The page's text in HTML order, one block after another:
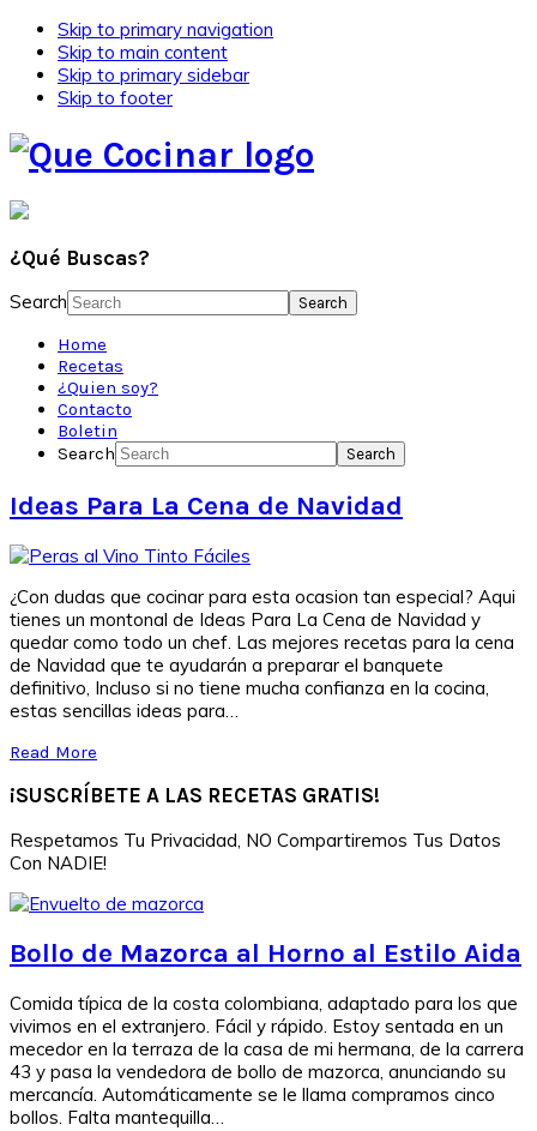
Skip to primary navigation
Skip to main content
Skip to primary sidebar
Skip to footer
¿Qué Buscas?
Search
Home
Recetas
¿Quien soy?
Contacto
Boletin
Search
Ideas Para La Cena de Navidad
¿Con dudas que cocinar para esta ocasion tan especial? Aqui
tienes un montonal de Ideas Para La Cena de Navidad y
quedar como todo un chef. Las mejores recetas para la cena
de Navidad que te ayudarán a preparar el banquete
definitivo, Incluso si no tiene mucha confianza en la cocina,
estas sencillas ideas para…
Read More
¡SUSCRÍBETE A LAS RECETAS GRATIS!
Respetamos Tu Privacidad, NO Compartiremos Tus Datos
Con NADIE!
Bollo de Mazorca al Horno al Estilo Aida
Comida típica de la costa colombiana, adaptado para los que
vivimos en el extranjero. Fácil y rápido. Estoy sentada en un
mecedor en la terraza de la casa de mi hermana, de la carrera
43 y pasa la vendedora de bollo de mazorca, anunciando su
mercancía. Automáticamente se le llama compramos cinco
bollos. Falta mantequilla…